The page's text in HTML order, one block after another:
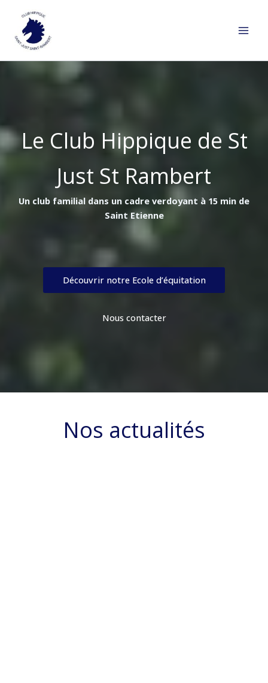
contenu
Le Club Hippique de St
Just St Rambert
Un club familial dans un cadre verdoyant à 15 min de
Saint Etienne
Découvrir notre Ecole d’équitation
Nous contacter
Nos actualités